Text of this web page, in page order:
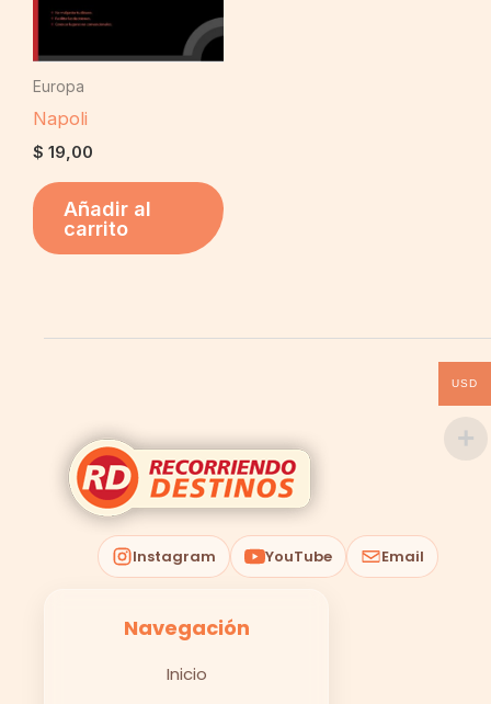
Europa
Napoli
$ 19,00
Añadir al
carrito
Instagram YouTube Email
Navegación
Inicio
USD